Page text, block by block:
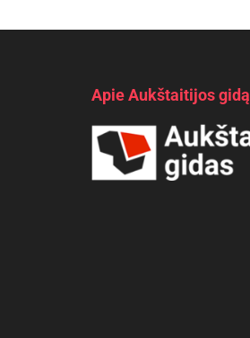
Apie Aukštaitijos gidą